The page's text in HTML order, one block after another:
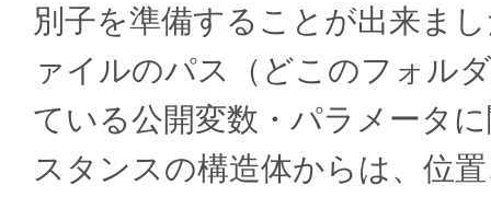
別子を準備することが出来ま
ァイルのパス（どこのフォル
ている公開変数・パラメータ
スタンスの構造体からは、位